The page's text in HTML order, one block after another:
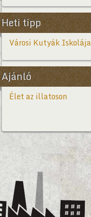
Heti tipp
Városi Kutyák Iskolája
Ajánló
Élet az illatoson